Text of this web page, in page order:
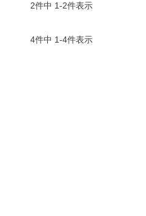
2件中 1-2件表示
4件中 1-4件表示